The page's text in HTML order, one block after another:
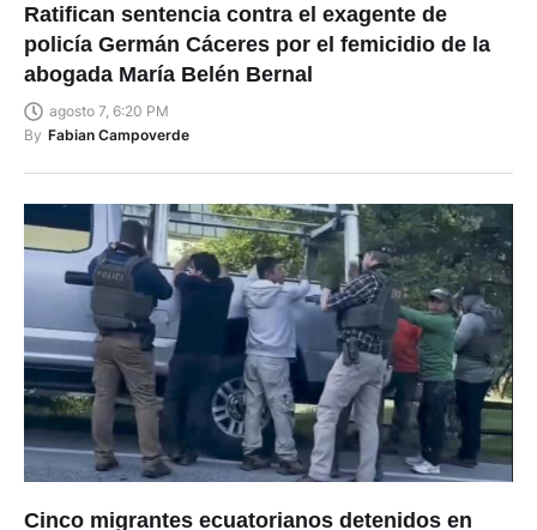
Ratifican sentencia contra el exagente de
policía Germán Cáceres por el femicidio de la
abogada María Belén Bernal
agosto 7, 6:20 PM
By Fabian Campoverde
Cinco migrantes ecuatorianos detenidos en